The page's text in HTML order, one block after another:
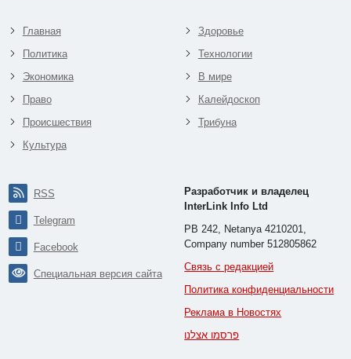
Главная
Политика
Экономика
Право
Происшествия
Культура
Здоровье
Технологии
В мире
Калейдоскоп
Трибуна
RSS
Telegram
Facebook
Специальная версия сайта
Разработчик и владелец
InterLink Info Ltd
PB 242, Netanya 4210201,
Company number 512805862
Связь с редакцией
Политика конфиденциальности
Реклама в Новостях
פרסמו אצלנו